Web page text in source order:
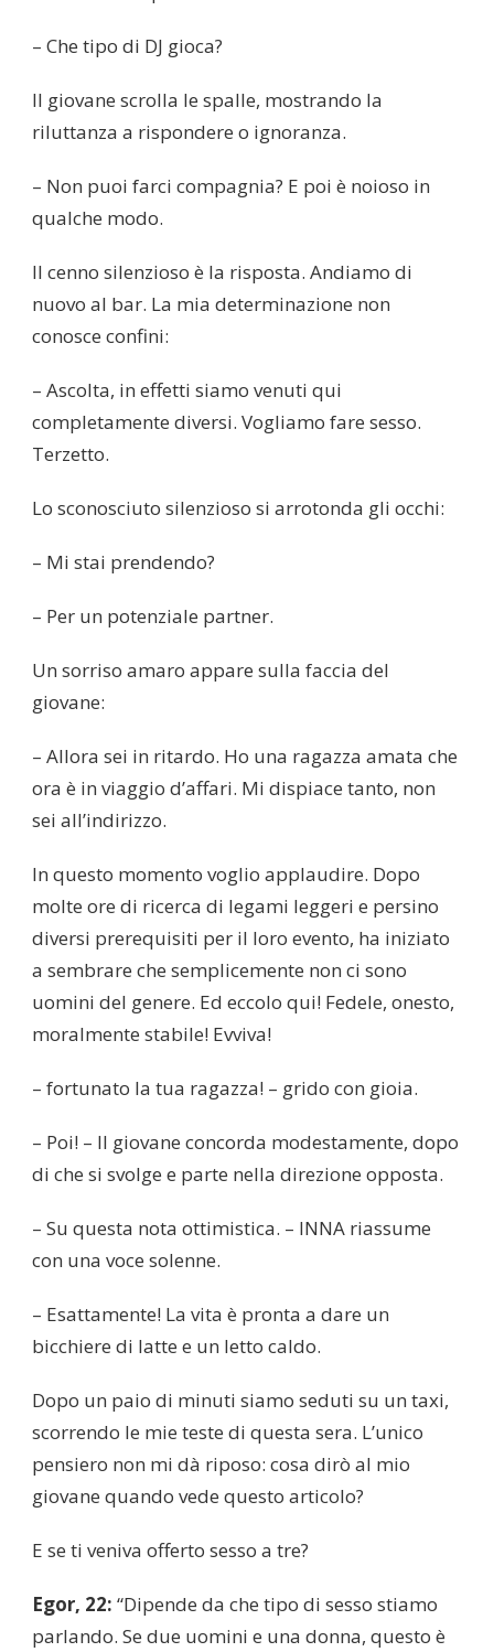
– Che tipo di DJ gioca?
Il giovane scrolla le spalle, mostrando la
riluttanza a rispondere o ignoranza.
– Non puoi farci compagnia? E poi è noioso in
qualche modo.
Il cenno silenzioso è la risposta. Andiamo di
nuovo al bar. La mia determinazione non
conosce confini:
– Ascolta, in effetti siamo venuti qui
completamente diversi. Vogliamo fare sesso.
Terzetto.
Lo sconosciuto silenzioso si arrotonda gli occhi:
– Mi stai prendendo?
– Per un potenziale partner.
Un sorriso amaro appare sulla faccia del
giovane:
– Allora sei in ritardo. Ho una ragazza amata che
ora è in viaggio d’affari. Mi dispiace tanto, non
sei all’indirizzo.
In questo momento voglio applaudire. Dopo
molte ore di ricerca di legami leggeri e persino
diversi prerequisiti per il loro evento, ha iniziato
a sembrare che semplicemente non ci sono
uomini del genere. Ed eccolo qui! Fedele, onesto,
moralmente stabile! Evviva!
– fortunato la tua ragazza! – grido con gioia.
– Poi! – Il giovane concorda modestamente, dopo
di che si svolge e parte nella direzione opposta.
– Su questa nota ottimistica. – INNA riassume
con una voce solenne.
– Esattamente! La vita è pronta a dare un
bicchiere di latte e un letto caldo.
Dopo un paio di minuti siamo seduti su un taxi,
scorrendo le mie teste di questa sera. L’unico
pensiero non mi dà riposo: cosa dirò al mio
giovane quando vede questo articolo?
E se ti veniva offerto sesso a tre?
Egor, 22: “Dipende da che tipo di sesso stiamo
parlando. Se due uomini e una donna, questo è